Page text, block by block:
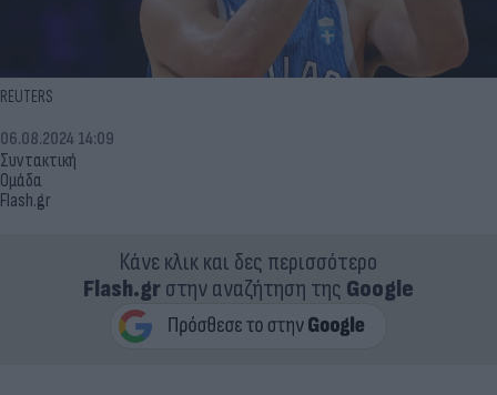
REUTERS
Συντακτική
Ομάδα
Flash.gr
06.08.2024 14:09
Κάνε κλικ και δες περισσότερο
Flash.grστην αναζήτηση της Google